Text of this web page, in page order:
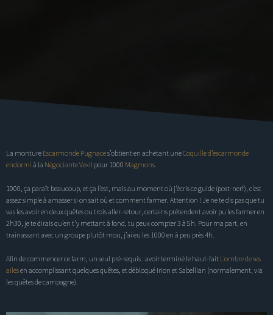
La monture Escarmonde Pugnaces’obtient en achetant uneCoquille d’escarmonde
endormi à la Négociante Vexil pour 1000 Magmons
1000, ça paraît beaucoup, et ça l’est, mais au moment où j’écris ce guide (post-nerf), c’est
assez simple à amasser si on sait où et comment farmer. Attention ! Je ne te dis pas que tu
vas les avoir en deux quêtes ou trois aller-retour, certains prétendent avoir pu les farmer en
2h30, je te dirais qu’en t’y mettant à fond, tu peux compter 3 à 5h. Pour ma part, en
trainassant avec un groupe plutôt mou, j’ai eu les 1000 en à peu près 4h.
Afin de commencer ce farm, un seul pré-requis : avoir terminé le haut-fait L’ombre de ses
ailesen accomplissant quelques quêtes, et débloqué Irion et Sabellian (normalement, via
les quêtes de campagne).